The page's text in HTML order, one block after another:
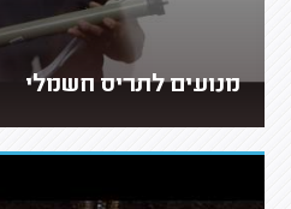
מנועים לתריס חשמלי